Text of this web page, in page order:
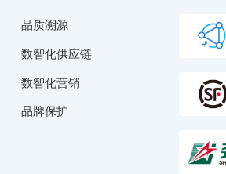
品质溯源
数智化供应链
数智化营销
品牌保护